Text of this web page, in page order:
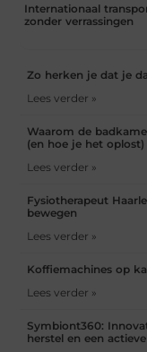
Internationaal
zonder verrassingen
Zo herken je dat je
Lees verder »
Waarom de
(en hoe je het oplost)
Lees verder »
Fysiotherapeut
bewegen
Lees verder »
Koffiemachines op
Lees verder »
Symbiont360:
herstel en een